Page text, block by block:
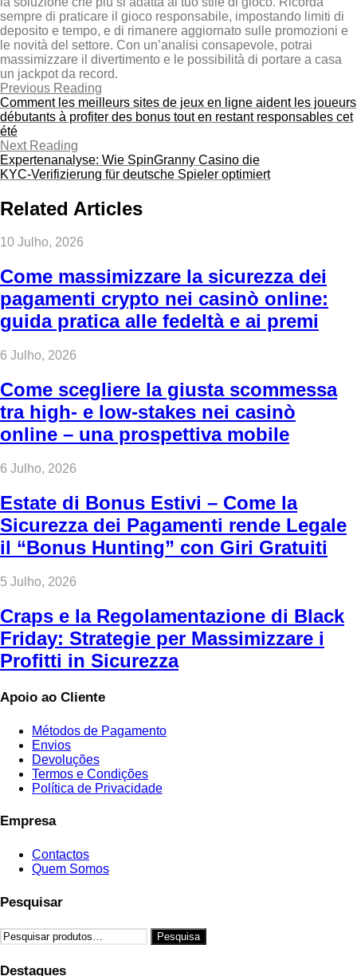
sempre di praticare il gioco responsabile, impostando limiti di
deposito e tempo, e di rimanere aggiornato sulle promozioni e
le novità del settore. Con un’analisi consapevole, potrai
massimizzare il divertimento e le possibilità di portare a casa
un jackpot da record.
Previous Reading
Comment les meilleurs sites de jeux en ligne aident les joueurs
débutants à profiter des bonus tout en restant responsables cet
été
Next Reading
Expertenanalyse: Wie SpinGranny Casino die
KYC‑Verifizierung für deutsche Spieler optimiert
Related Articles
10 Julho, 2026
Come massimizzare la sicurezza dei
pagamenti crypto nei casinò online:
guida pratica alle fedeltà e ai premi
6 Julho, 2026
Come scegliere la giusta scommessa
tra high‑ e low‑stakes nei casinò
online – una prospettiva mobile
6 Julho, 2026
Estate di Bonus Estivi – Come la
Sicurezza dei Pagamenti rende Legale
il “Bonus Hunting” con Giri Gratuiti
5 Julho, 2026
Craps e la Regolamentazione di Black
Friday: Strategie per Massimizzare i
Profitti in Sicurezza
Apoio ao Cliente
Métodos de Pagamento
Envios
Devoluções
Termos e Condições
Política de Privacidade
Empresa
Contactos
Quem Somos
Pesquisar
Pesquisar
por:
Pesquisa
Destaques